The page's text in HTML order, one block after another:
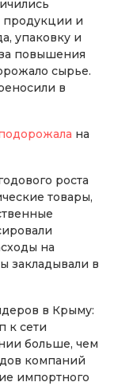
продукции и
упаковку и
повышения
сырье.
в
на
роста
товары,
на
закладывали в
в Крыму:
к сети
больше, чем
компаний
импортного